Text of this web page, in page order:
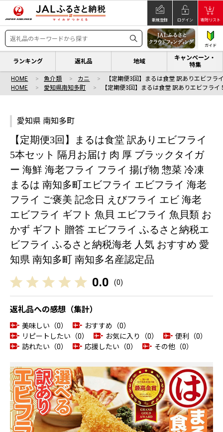
新規登録 ログイン 寄附リスト
ガイド
ランキング 返礼品 地域
キャンペーン・
特集
HOME 魚介類 カニ
【定期便3回】まるは食堂 訳ありエビフラ
HOME
愛知県南知多町 【定期便3回】まるは食堂 訳ありエビフラ
愛知県 南知多町
【定期便3回】まるは食堂 訳ありエビフライ
5本セット 隔月お届け 肉 厚 ブラックタイガ
ー 海鮮 海老フライ フライ 揚げ物 惣菜 冷凍
まるは 南知多町エビフライ エビフライ 海老
フライ ご褒美 記念日 えびフライ エビ 海老
エビフライ ギフト 魚貝 エビフライ 魚貝類 お
かず ギフト 贈答 エビフライ ふるさと納税エ
ビフライ ふるさと納税海老 人気 おすすめ 愛
知県 南知多町 南知多名産認定品
0.0 (0)
返礼品への感想（集計）
美味しい（0）
おすすめ（0）
リピートしたい（0）
お気に入り（0）
便利（0）
訪れたい（0）
応援したい（0） その他（0）